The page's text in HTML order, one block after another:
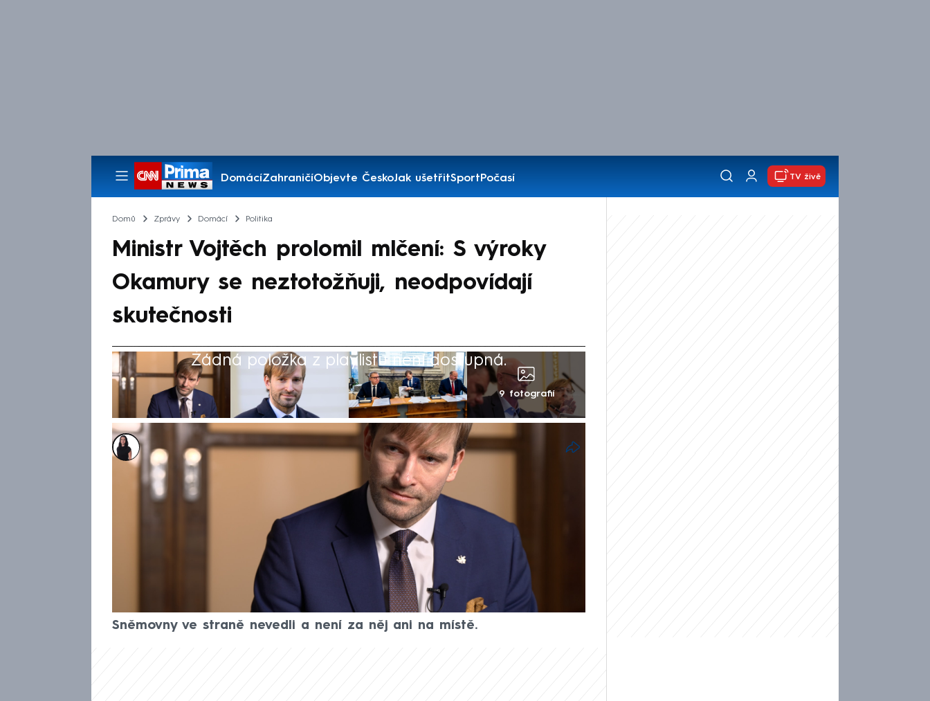
DomácíZahraničíObjevte ČeskoJak ušetřitSportPočasí
Pořady
TV živě
Domů Zprávy Domácí Politika
Ministr Vojtěch prolomil mlčení: S výroky
Okamury se neztotožňuji, neodpovídají
skutečnosti
Žádná položka z playlistu není dostupná.
9 fotografií
Renáta Bohuslavová
7. led 2026, 14:04
S výroky předsedy Sněmovny a šéfa SPD Tomia Okamury ani
místopředsedy hnutí Radima Fialy na adresu Ukrajiny, Evropské unie
nebo Vrbětic se neztotožňuji, neodpovídají skutečnosti, říká na rovinu v
rozhovoru pro CNN Prima NEWS ministr zdravotnictví Adam Vojtěch
(ANO). Je tak zatím jediný, kdo z ministrů i členů Sněmovny hnutí ANO
oficiálně řekl, že s výroky nesouhlasí a byť opatrně, tak se proti nim
vymezil. Zároveň ale dodal, že debatu o odvolání Okamury z čela
Sněmovny ve straně nevedli a není za něj ani na místě.